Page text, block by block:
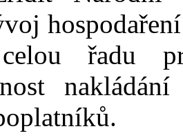
celou řadu